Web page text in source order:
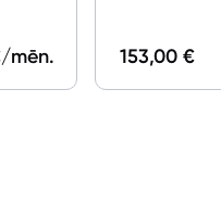
mēn. 153,00 €